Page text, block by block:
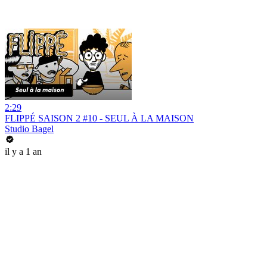
2:29
FLIPPÉ SAISON 2 #10 - SEUL À LA MAISON
Studio Bagel
il y a 1 an